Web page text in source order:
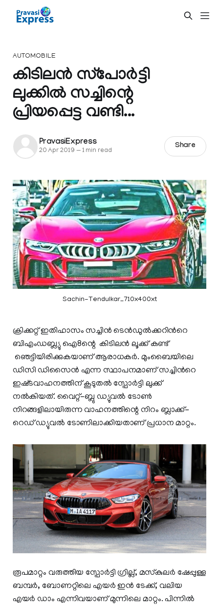
AUTOMOBILE
കിടിലൻ സ്‌പോർട്ടി
ലുക്കിൽ സച്ചിന്റെ
പ്രിയപ്പെട്ട വണ്ടി...
PravasiExpress
20 Apr 2019 —1 min read
Share
Sachin-Tendulkar_710x400xt
ക്രിക്കറ്റ് ഇതിഹാസം സച്ചിന്‍ ടെന്‍ഡുല്‍ക്കറിന്‍റെ
ബിഎംഡബ്ല്യു ഐ8ന്റെ കിടിലൻ ലൂക്ക് കണ്ട്
ഞെട്ടിയിരിക്കുകയാണ് ആരാധകർ. മുംബൈയിലെ
ഡിസി ഡിസൈന്‍ എന്ന സ്ഥാപനമാണ് സച്ചിന്‍റെ
ഇഷ്‍ടവാഹനത്തിന് കൂടുതല്‍ സ്പോര്‍ട്ടി ലുക്ക്
നല്‍കിയത്. വൈറ്റ്-ബ്ലു ഡ്യുവല്‍ ടോണ്‍
നിറങ്ങളിലായിരുന്ന വാഹനത്തിന്റെ നിറം ബ്ലാക്ക്-
റെഡ് ഡ്യുവല്‍ ടോണിലാക്കിയതാണ് പ്രധാന മാറ്റം.
രൂപമാറ്റം വരുത്തിയ സ്പോര്‍ട്ടി ഗ്രില്ല്, മസ്‌കുലര്‍ ഷേപ്പുള്ള
ബമ്പര്‍, ബോണറ്റിലെ എയര്‍ ഇന്‍ ടേക്ക്, വലിയ
എയര്‍ ഡാം എന്നിവയാണ് മുന്നിലെ മാറ്റം. പിന്നില്‍